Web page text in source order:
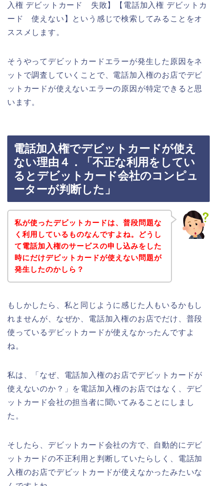
入権 デビットカード 失敗】【電話加入権 デビットカ
ード 使えない】という感じで検索してみることをオ
ススメします。
そうやってデビットカードエラーが発生した原因をネ
ットで調査していくことで、電話加入権のお店でデビ
ットカードが使えないエラーの原因が特定できると思
います。
電話加入権でデビットカードが使え
ない理由４．「不正な利用をしてい
るとデビットカード会社のコンピュ
ーターが判断した」
私が使ったデビットカードは、普段問題な
く利用しているものなんですよね。どうし
て電話加入権のサービスの申し込みをした
時にだけデビットカードが使えない問題が
発生したのかしら？
もしかしたら、私と同じように感じた人もいるかもし
れませんが、なぜか、電話加入権のお店でだけ、普段
使っているデビットカードが使えなかったんですよ
ね。
私は、「なぜ、電話加入権のお店でデビットカードが
使えないのか？」を電話加入権のお店ではなく、デビ
ットカード会社の担当者に聞いてみることにしまし
た。
そしたら、デビットカード会社の方で、自動的にデビ
ットカードの不正利用と判断していたらしく、電話加
入権のお店でデビットカードが使えなかったみたいな